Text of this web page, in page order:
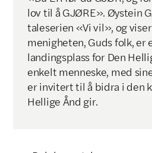
lov til å GJØRE». Øystein
taleserien «Vi vil», og
menigheten, Guds folk, er
landingsplass for Den
enkelt menneske, med
er invitert til å bidra i den
Hellige Ånd gir.